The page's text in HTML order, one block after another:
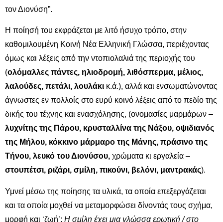
τον Διονύση”.
Η ποίησή του εκφράζεται με λιτό ήσυχο τρόπο, στην
καθομιλουμένη Κοινή Νέα Ελληνική Γλώσσα, περιέχοντας
όμως και λέξεις από την ντοπιολαλιά της περιοχής του
(ολόμαλλες πάντες, ηλιοδρομή, λιθόσπερμα, μέλιος,
λαλούδες, πετάλι, λουλάκι κ.ά.), αλλά και ενσωματώνοντας
άγνωστες εν πολλοίς στο ευρύ κοινό λέξεις από το πεδίο της
δικής του τέχνης και ενασχόλησης, (ονομασίες μαρμάρων –
λυχνίτης της Πάρου, κρυσταλλίνα της Νάξου, οψιδιανός
της Μήλου, κόκκινο μάρμαρο της Μάνης, πράσινο της
Τήνου, λευκό του Διονύσου, χρώματα κι εργαλεία –
στουπέτσι, ριζάρι, σμίλη, πικούνι, βελόνι, μαντρακάς).
Υμνεί μέσω της ποίησης τα υλικά, τα οποία επεξεργάζεται
και τα οποία μοχθεί να μεταμορφώσει δίνοντάς τους σχήμα,
μορφή και ‘ζωή’: Η σμίλη έχει μια γλώσσα ερωτική / στο